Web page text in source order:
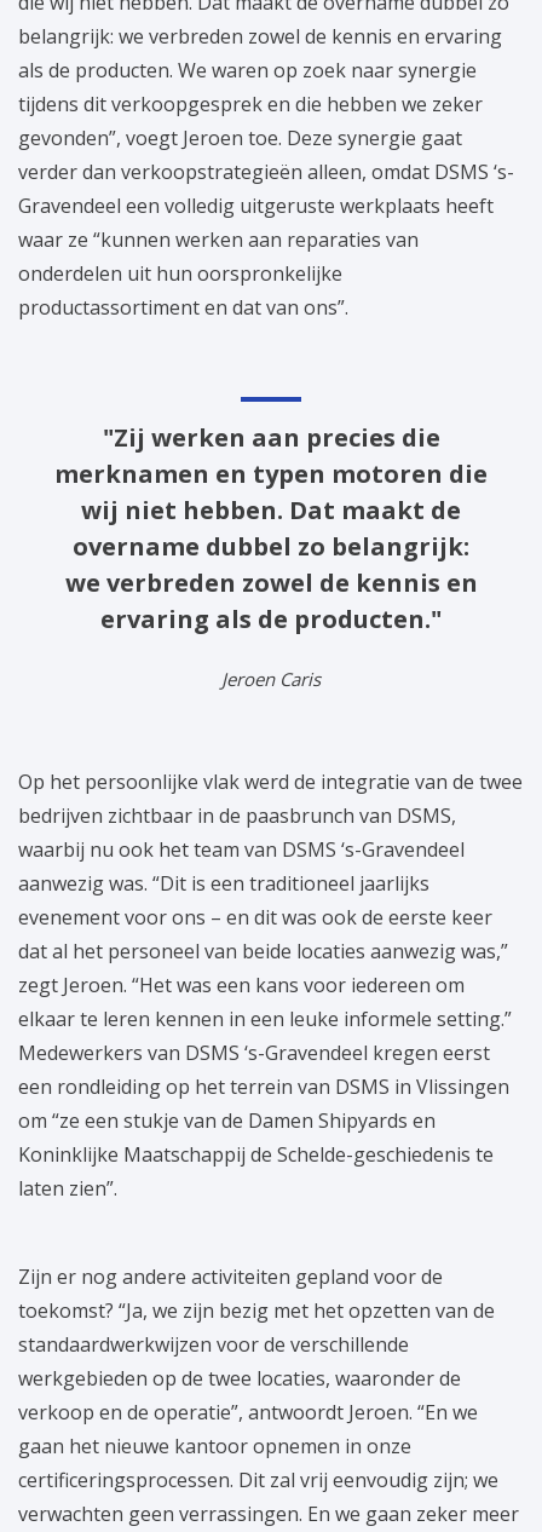
belangrijk: we verbreden zowel de kennis en ervaring
als de producten. We waren op zoek naar synergie
tijdens dit verkoopgesprek en die hebben we zeker
gevonden”, voegt Jeroen toe. Deze synergie gaat
verder dan verkoopstrategieën alleen, omdat DSMS ‘s-
Gravendeel een volledig uitgeruste werkplaats heeft
waar ze “kunnen werken aan reparaties van
onderdelen uit hun oorspronkelijke
productassortiment en dat van ons”.
"Zij werken aan precies die
merknamen en typen motoren die
wij niet hebben. Dat maakt de
overname dubbel zo belangrijk:
we verbreden zowel de kennis en
ervaring als de producten."
Jeroen Caris
Op het persoonlijke vlak werd de integratie van de twee
bedrijven zichtbaar in de paasbrunch van DSMS,
waarbij nu ook het team van DSMS ‘s-Gravendeel
aanwezig was. “Dit is een traditioneel jaarlijks
evenement voor ons – en dit was ook de eerste keer
dat al het personeel van beide locaties aanwezig was,”
zegt Jeroen. “Het was een kans voor iedereen om
elkaar te leren kennen in een leuke informele setting.”
Medewerkers van DSMS ‘s-Gravendeel kregen eerst
een rondleiding op het terrein van DSMS in Vlissingen
om “ze een stukje van de Damen Shipyards en
Koninklijke Maatschappij de Schelde-geschiedenis te
laten zien”.
Zijn er nog andere activiteiten gepland voor de
toekomst? “Ja, we zijn bezig met het opzetten van de
standaardwerkwijzen voor de verschillende
werkgebieden op de twee locaties, waaronder de
verkoop en de operatie”, antwoordt Jeroen. “En we
gaan het nieuwe kantoor opnemen in onze
certificeringsprocessen. Dit zal vrij eenvoudig zijn; we
verwachten geen verrassingen. En we gaan zeker meer